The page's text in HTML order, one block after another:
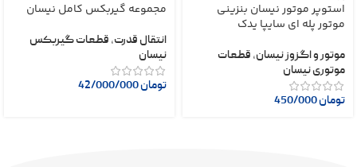
استوپر موتور نیسان بنزینی
موتور پله ای سایپا یدک
موتور و اگزوز نیسان, قطعات
موتوری نیسان
تومان
مجموعه گیربکس کامل نیسان
انتقال قدرت, قطعات گیربکس
نیسان
تومان